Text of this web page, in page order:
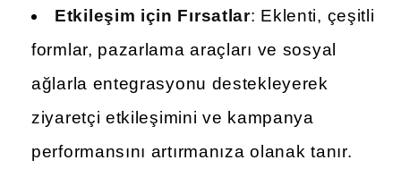
Etkileşim için Fırsatlar: Eklenti, çeşitli
formlar, pazarlama araçları ve sosyal
ağlarla entegrasyonu destekleyerek
ziyaretçi etkileşimini ve kampanya
performansını artırmanıza olanak tanır.